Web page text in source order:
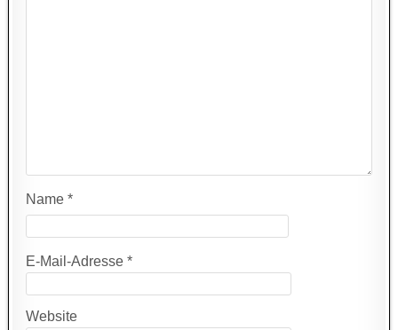
Name*
E-Mail-Adresse*
Website